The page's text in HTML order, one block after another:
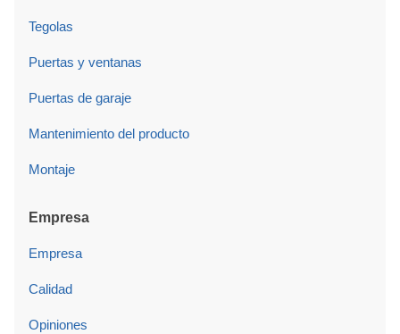
Tegolas
Puertas y ventanas
Puertas de garaje
Mantenimiento del producto
Montaje
Empresa
Empresa
Calidad
Opiniones